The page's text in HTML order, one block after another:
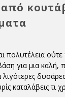
από
πολυτέλεια ούτε
για μια καλή,
καταλάβεις τι χρ